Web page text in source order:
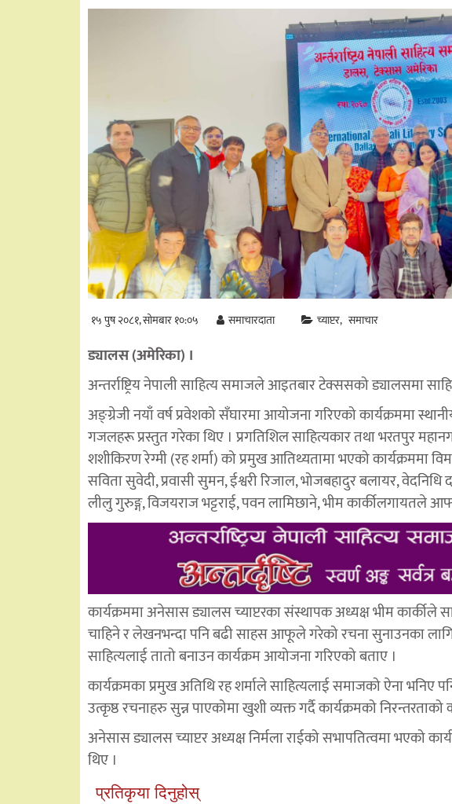
१५ पुष २०८१, सोमबार १०:०५ समाचारदाता च्याप्टर समाचार
ड्यालस (अमेरिका) ।
अन्तर्राष्ट्रिय नेपाली साहित्य समाजले आइतबार टेक्ससको ड्यालसमा
अङ्ग्रेजी नयाँ वर्ष प्रवेशको सँघारमा आयोजना गरिएको कार्यक्रममा
गजलहरू प्रस्तुत गरेका थिए । प्रगतिशिल साहित्यकार तथा भरतपुर
शशीकिरण रेग्मी (रह शर्मा) को प्रमुख आतिथ्यतामा भएको कार्यक्रममा
सविता सुवेदी, प्रवासी सुमन, ईश्वरी रिजाल, भोजबहादुर बलायर, वेदनिधि
लीलु गुरुङ्ग, विजयराज भट्टराई, पवन लामिछाने, भीम कार्कीलगायतले
कार्यक्रममा अनेसास ड्यालस च्याप्टरका संस्थापक अध्यक्ष भीम
चाहिने र लेखनभन्दा पनि बढी साहस आफूले गरेको रचना सुनाउनका
साहित्यलाई तातो बनाउन कार्यक्रम आयोजना गरिएको बताए ।
कार्यक्रमका प्रमुख अतिथि रह शर्माले साहित्यलाई समाजको ऐना भनिए
उत्कृष्ठ रचनाहरु सुन्न पाएकोमा खुशी व्यक्त गर्दै कार्यक्रमको निरन्तरताको
अनेसास ड्यालस च्याप्टर अध्यक्ष निर्मला राईको सभापतित्वमा भएको
थिए ।
प्रतिकृया दिनुहोस्